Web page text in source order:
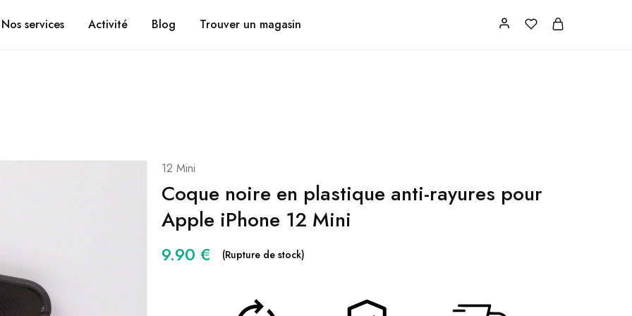
Suivez vos colis
Nos services Activité Blog Trouver un magasin
12 Mini
Coque noire en plastique anti-rayures pour
Apple iPhone 12 Mini
9.90 € (Rupture de stock)